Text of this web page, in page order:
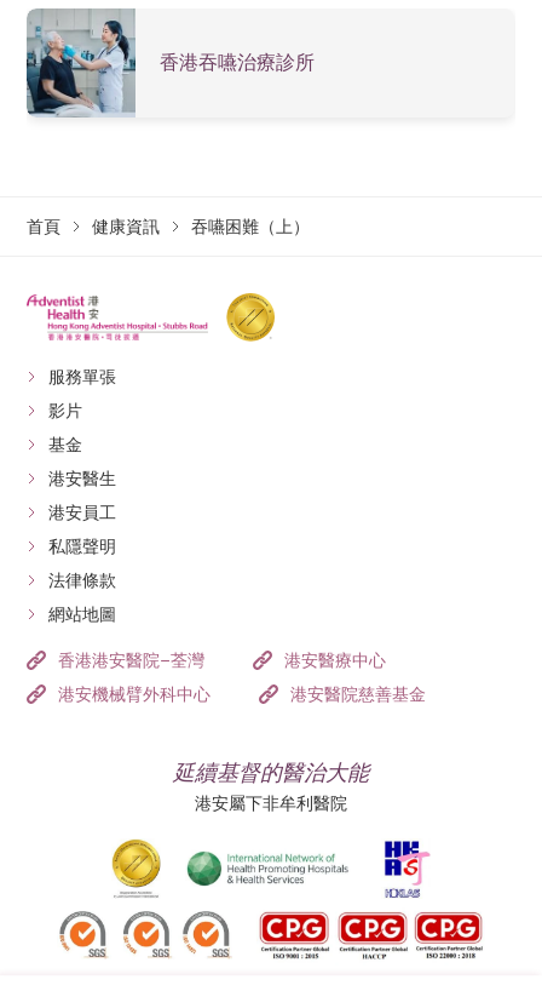
香港吞嚥治療診所
首頁 健康資訊 吞嚥困難（上）
服務單張
影片
基金
港安醫生
港安員工
私隱聲明
法律條款
網站地圖
香港港安醫院–荃灣
港安醫療中心
港安機械臂外科中心
港安醫院慈善基金
延續基督的醫治大能
港安屬下非牟利醫院